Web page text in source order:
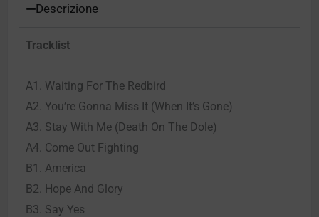
Descrizione
Tracklist
A1. Waiting For The Redbird
A2. You’re Gonna Miss It (When It’s Gone)
A3. Stay With Me (Death On The Dole)
A4. Come Out Fighting
B1. America
B2. Hope And Glory
B3. Say Yes